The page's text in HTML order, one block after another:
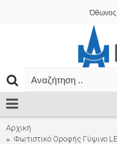
Όθωνος
Αρχική
Φωτιστικό Οροφής Γύψινο